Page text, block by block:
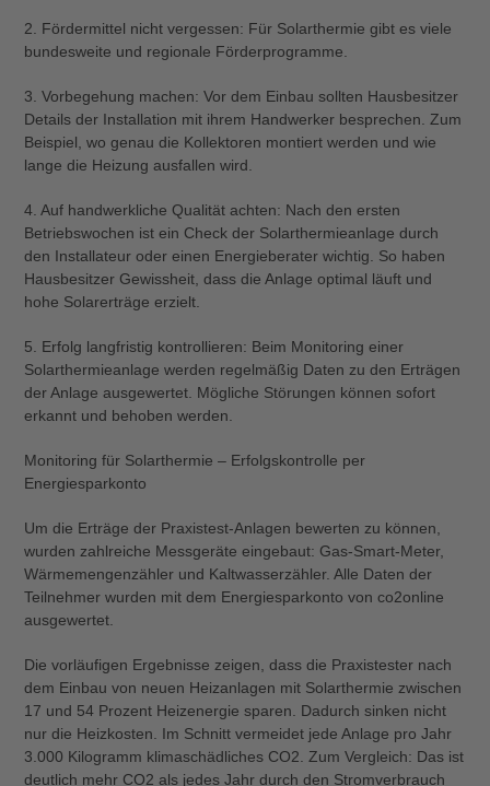
2. Fördermittel nicht vergessen: Für Solarthermie gibt es viele
bundesweite und regionale Förderprogramme.
3. Vorbegehung machen: Vor dem Einbau sollten Hausbesitzer
Details der Installation mit ihrem Handwerker besprechen. Zum
Beispiel, wo genau die Kollektoren montiert werden und wie
lange die Heizung ausfallen wird.
4. Auf handwerkliche Qualität achten: Nach den ersten
Betriebswochen ist ein Check der Solarthermieanlage durch
den Installateur oder einen Energieberater wichtig. So haben
Hausbesitzer Gewissheit, dass die Anlage optimal läuft und
hohe Solarerträge erzielt.
5. Erfolg langfristig kontrollieren: Beim Monitoring einer
Solarthermieanlage werden regelmäßig Daten zu den Erträgen
der Anlage ausgewertet. Mögliche Störungen können sofort
erkannt und behoben werden.
Monitoring für Solarthermie – Erfolgskontrolle per
Energiesparkonto
Um die Erträge der Praxistest-Anlagen bewerten zu können,
wurden zahlreiche Messgeräte eingebaut: Gas-Smart-Meter,
Wärmemengenzähler und Kaltwasserzähler. Alle Daten der
Teilnehmer wurden mit dem Energiesparkonto von co2online
ausgewertet.
Die vorläufigen Ergebnisse zeigen, dass die Praxistester nach
dem Einbau von neuen Heizanlagen mit Solarthermie zwischen
17 und 54 Prozent Heizenergie sparen. Dadurch sinken nicht
nur die Heizkosten. Im Schnitt vermeidet jede Anlage pro Jahr
3.000 Kilogramm klimaschädliches CO2. Zum Vergleich: Das ist
deutlich mehr CO2 als jedes Jahr durch den Stromverbrauch